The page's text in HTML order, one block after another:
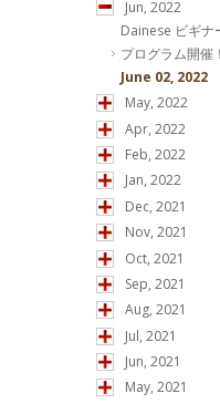
Jun, 2022
Dainese ビギナ
プログラム開催！
June 02, 2022
May, 2022
Apr, 2022
Feb, 2022
Jan, 2022
Dec, 2021
Nov, 2021
Oct, 2021
Sep, 2021
Aug, 2021
Jul, 2021
Jun, 2021
May, 2021